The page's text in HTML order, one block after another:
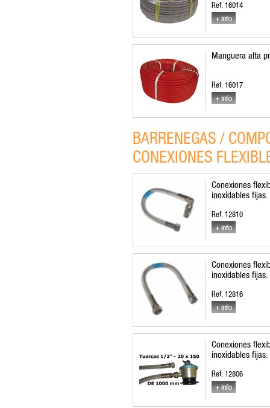
Ref. 16014
Manguera alta
Ref. 16017
BARRENEGAS /
CONEXIONES
Conexiones
inoxidables fijas.
Ref. 12810
Conexiones
inoxidables fijas.
Ref. 12816
Conexiones
inoxidables fijas.
Ref. 12806